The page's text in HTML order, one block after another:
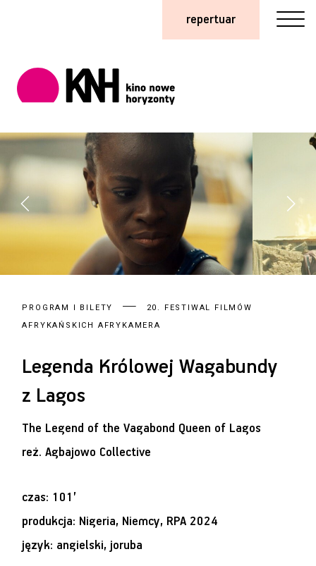
repertuar
PROGRAM I BILETY
20. FESTIWAL FILMÓW
AFRYKAŃSKICH AFRYKAMERA
Legenda Królowej Wagabundy
z Lagos
The Legend of the Vagabond Queen of Lagos
reż.Agbajowo Collective
czas: 101’
produkcja: Nigeria, Niemcy, RPA 2024
język: angielski, joruba